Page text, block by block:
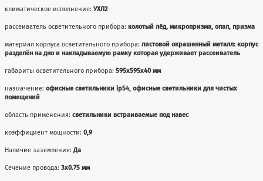
климатическое исполнение:УХЛ2
рассеиватель осветительного прибора:колотый лёд, микропризма, опал, призма
материал корпуса осветительного прибора:листовой окрашенный металл: корпус
разделён на дно и накладываемую рамку которая удерживает рассеиватель
габариты осветительного прибора:595х595х40 мм
назначение:офисные светильники ip54, офисные светильники для чистых
помещений
область применения:светильники встраиваемые под навес
коэффициент мощности:0,9
Наличие заземления:Да
Сечение провода:3х0.75 мм